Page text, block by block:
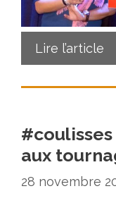
Lire l’article
aux
28 novembre